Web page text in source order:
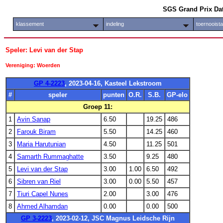
SGS Grand Prix
klassement indeling
Speler: Levi van der Stap
Vereniging: Woerden
GP 4-2223, 2023-04-16, Kasteel Lekstroom
#
speler punten O.R. S.B.
GP-elo
Groep 11:
1
Avin Sanap 6.50 19.25
486
2
Farouk Biram 5.50 14.25
460
3
Maria Harutunian 4.50 11.25
501
4
Samarth Rummaghatte 3.50 9.25
480
5
Levi van der Stap 3.00 1.00 6.50
492
6
Sibren van Riel 3.00 0.00 5.50
457
7
Tiuri Capel Nunes 2.00 3.00
476
8
Ahmed Alhamdan 0.00 0.00
500
GP 3-2223, 2023-02-12, JSC Magnus Leidsche Rijn